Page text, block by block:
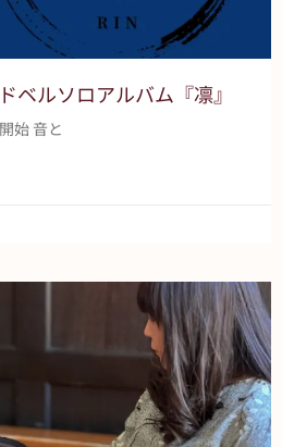
ベルソロアルバム『凛』
始 音と